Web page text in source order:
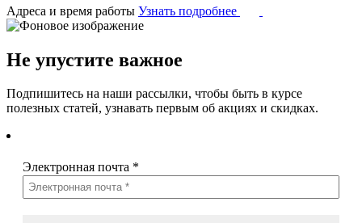
Адреса и время работы Узнать подробнее
Не упустите важное
Подпишитесь на наши рассылки, чтобы быть в курсе
полезных статей, узнавать первым об акциях и скидках.
Электронная почта *